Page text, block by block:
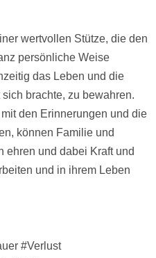
wertvollen Stütze, die den
persönliche Weise
das Leben und die
brachte, zu bewahren.
den Erinnerungen und die
können Familie und
ehren und dabei Kraft und
und in ihrem Leben
#Verlust